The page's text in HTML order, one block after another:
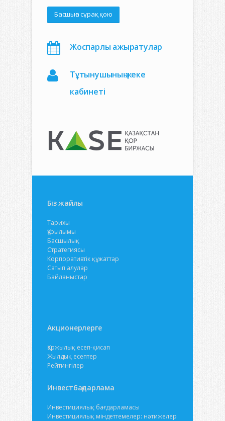
Басшыға сұрақ қою
Жоспарлы ажыратулар
Тұтынушының жеке
кабинеті
Біз жайлы
Тарихы
Құрылымы
Басшылық
Стратегиясы
Корпоративтік құжаттар
Сатып алулар
Байланыстар
Акционерлерге
Қаржылық есеп-қисап
Жылдық есептер
Рейтингілер
Инвестбағдарлама
Инвестициялық бағдарламасы
Инвестициялық міндеттемелер: нәтижелер